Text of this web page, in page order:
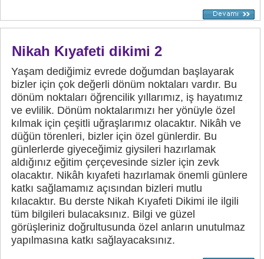
Nikah Kıyafeti dikimi 2
Yaşam dediğimiz evrede doğumdan başlayarak
bizler için çok değerli dönüm noktaları vardır. Bu
dönüm noktaları öğrencilik yıllarımız, iş hayatımız
ve evlilik. Dönüm noktalarımızı her yönüyle özel
kılmak için çeşitli uğraşlarımız olacaktır. Nikâh ve
düğün törenleri, bizler için özel günlerdir. Bu
günlerlerde giyeceğimiz giysileri hazırlamak
aldığınız eğitim çerçevesinde sizler için zevk
olacaktır. Nikâh kıyafeti hazırlamak önemli günlere
katkı sağlamamız açısından bizleri mutlu
kılacaktır. Bu derste Nikah Kıyafeti Dikimi ile ilgili
tüm bilgileri bulacaksınız. Bilgi ve güzel
görüşleriniz doğrultusunda özel anların unutulmaz
yapılmasına katkı sağlayacaksınız.